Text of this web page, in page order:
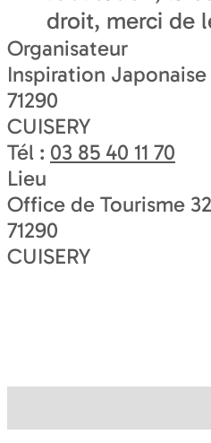
droit, merci de
Organisateur
Inspiration Japonaise
71290
CUISERY
Tél : 03 85 40 11 70
Lieu
Office de Tourisme
71290
CUISERY